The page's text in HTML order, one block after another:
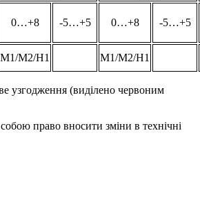
0…+8 -5…+5 0…+8 -5…+5
M1/M2/H1 M1/M2/H1
узгодження (виділено червоним
право вносити зміни в технічні